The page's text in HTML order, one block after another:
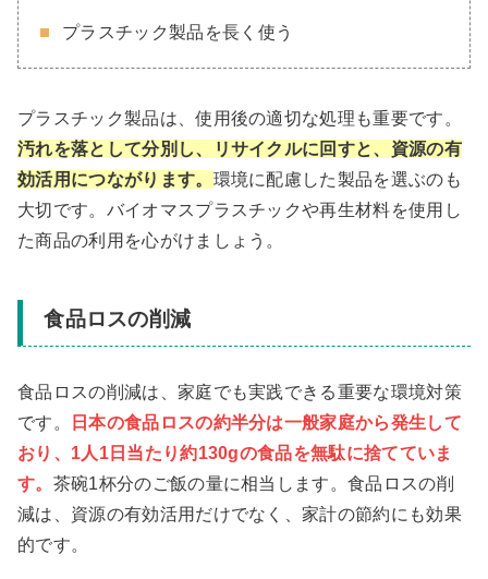
プラスチック製品を長く使う
プラスチック製品は、使用後の適切な処理も重要です。
汚れを落として分別し、リサイクルに回すと、資源の有
効活用につながります。 環境に配慮した製品を選ぶのも
大切です。バイオマスプラスチックや再生材料を使用し
た商品の利用を心がけましょう。
食品ロスの削減
食品ロスの削減は、家庭でも実践できる重要な環境対策
です。
日本の食品ロスの約半分は一般家庭から発生して
おり、1人1日当たり約130gの食品を無駄に捨てていま
す。 茶碗1杯分のご飯の量に相当します。食品ロスの削
減は、資源の有効活用だけでなく、家計の節約にも効果
的です。